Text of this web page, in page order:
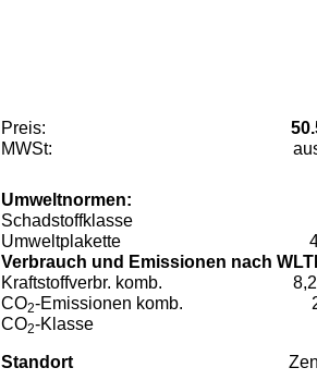
Preis:
MWSt:
Umweltnormen:
Schadstoffklasse
Umweltplakette
Verbrauch und Emissionen nach
Kraftstoffverbr. komb.
CO2-Emissionen komb.
CO2-Klasse
Standort